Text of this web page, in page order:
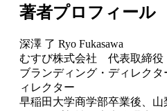
著者プロフィール
深澤 了 Ryo Fukasawa
むすび株式会社 代表取締役
ブランディング・ディレク
ィレクター
早稲田大学商学部卒業後、